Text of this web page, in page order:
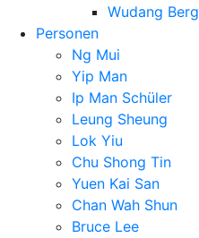
Wudang Berg
Personen
Ng Mui
Yip Man
Ip Man Schüler
Leung Sheung
Lok Yiu
Chu Shong Tin
Yuen Kai San
Chan Wah Shun
Bruce Lee